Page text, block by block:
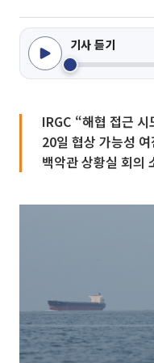
기사 듣기
IRGC “해협 접근
20일 협상 가능성 여
백악관 상황실 회의